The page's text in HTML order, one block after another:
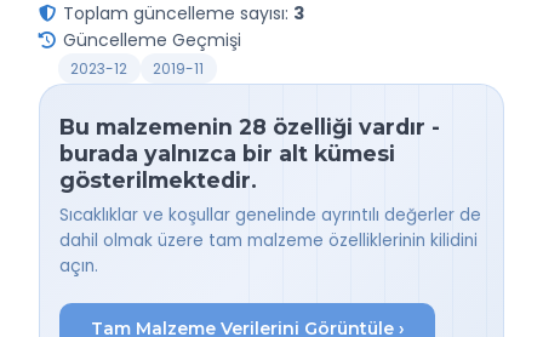
Toplam güncelleme sayısı: 3
Güncelleme Geçmişi
2023-12 2019-11
Bu malzemenin 28 özelliği vardır -
burada yalnızca bir alt kümesi
gösterilmektedir.
Sıcaklıklar ve koşullar genelinde ayrıntılı değerler de
dahil olmak üzere tam malzeme özelliklerinin kilidini
açın.
Tam Malzeme Verilerini Görüntüle ›